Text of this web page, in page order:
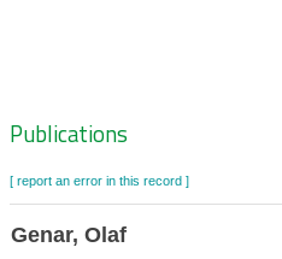
Zoeknavigatie
Publications
[ report an error in this record ]
Genar, Olaf